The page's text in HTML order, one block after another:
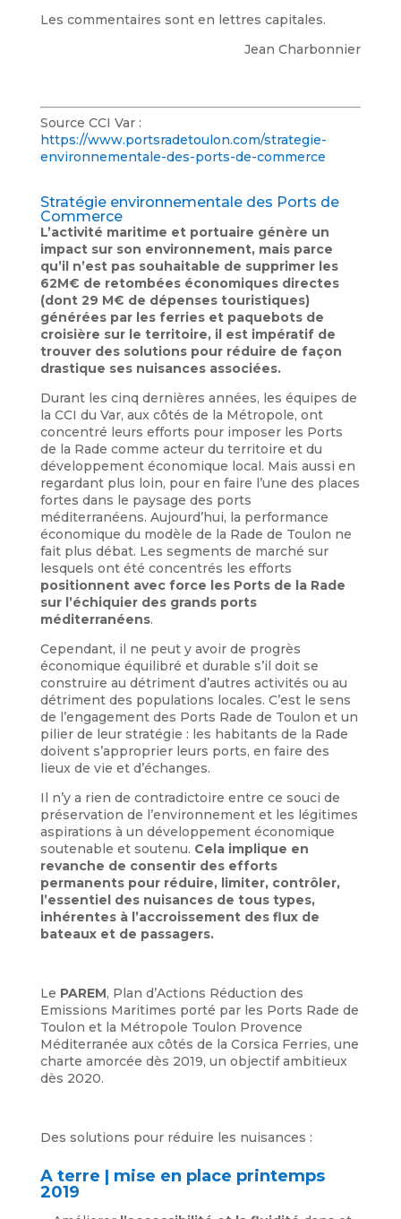
Les commentaires sont en lettres capitales.
Jean Charbonnier
Source CCI Var :
https://www.portsradetoulon.com/strategie-
environnementale-des-ports-de-commerce
Stratégie environnementale des Ports de
Commerce
L’activité maritime et portuaire génère un
impact sur son environnement, mais parce
qu’il n’est pas souhaitable de supprimer les
62M€ de retombées économiques directes
(dont 29 M€ de dépenses touristiques)
générées par les ferries et paquebots de
croisière sur le territoire, il est impératif de
trouver des solutions pour réduire de façon
drastique ses nuisances associées.
Durant les cinq dernières années, les équipes de
la CCI du Var, aux côtés de la Métropole, ont
concentré leurs efforts pour imposer les Ports
de la Rade comme acteur du territoire et du
développement économique local. Mais aussi en
regardant plus loin, pour en faire l’une des places
fortes dans le paysage des ports
méditerranéens. Aujourd’hui, la performance
économique du modèle de la Rade de Toulon ne
fait plus débat. Les segments de marché sur
lesquels ont été concentrés les efforts
positionnent avec force les Ports de la Rade
sur l’échiquier des grands ports
méditerranéens.
Cependant, il ne peut y avoir de progrès
économique équilibré et durable s’il doit se
construire au détriment d’autres activités ou au
détriment des populations locales. C’est le sens
de l’engagement des Ports Rade de Toulon et un
pilier de leur stratégie : les habitants de la Rade
doivent s’approprier leurs ports, en faire des
lieux de vie et d’échanges.
Il n’y a rien de contradictoire entre ce souci de
préservation de l’environnement et les légitimes
aspirations à un développement économique
soutenable et soutenu. Cela implique en
revanche de consentir des efforts
permanents pour réduire, limiter, contrôler,
l’essentiel des nuisances de tous types,
inhérentes à l’accroissement des flux de
bateaux et de passagers.
Le PAREM, Plan d’Actions Réduction des
Emissions Maritimes porté par les Ports Rade de
Toulon et la Métropole Toulon Provence
Méditerranée aux côtés de la Corsica Ferries, une
charte amorcée dès 2019, un objectif ambitieux
dès 2020.
Des solutions pour réduire les nuisances :
A terre | mise en place printemps
2019